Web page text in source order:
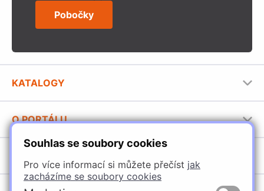
Souhlas se soubory cookies
Pro více informací si můžete přečíst jak
zacházíme se soubory cookies
Pobočky
KATALOGY
Stavební katalog Häfele
Brožury Häfele
O PORTÁLU
Provozovatel portálu
Jak používat portál
Úchytky